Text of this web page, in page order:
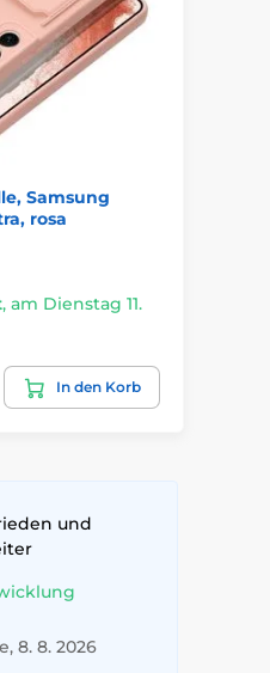
Samsung
rosa
, am Dienstag 11.
In den Korb
und
8. 8. 2026